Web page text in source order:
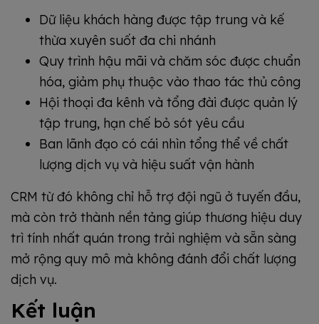
Dữ liệu khách hàng được tập trung và kế
thừa xuyên suốt đa chi nhánh
Quy trình hậu mãi và chăm sóc được chuẩn
hóa, giảm phụ thuộc vào thao tác thủ công
Hội thoại đa kênh và tổng đài được quản lý
tập trung, hạn chế bỏ sót yêu cầu
Ban lãnh đạo có cái nhìn tổng thể về chất
lượng dịch vụ và hiệu suất vận hành
CRM từ đó không chỉ hỗ trợ đội ngũ ở tuyến đầu,
mà còn trở thành nền tảng giúp thương hiệu duy
trì tính nhất quán trong trải nghiệm và sẵn sàng
mở rộng quy mô mà không đánh đổi chất lượng
dịch vụ.
Kết luận